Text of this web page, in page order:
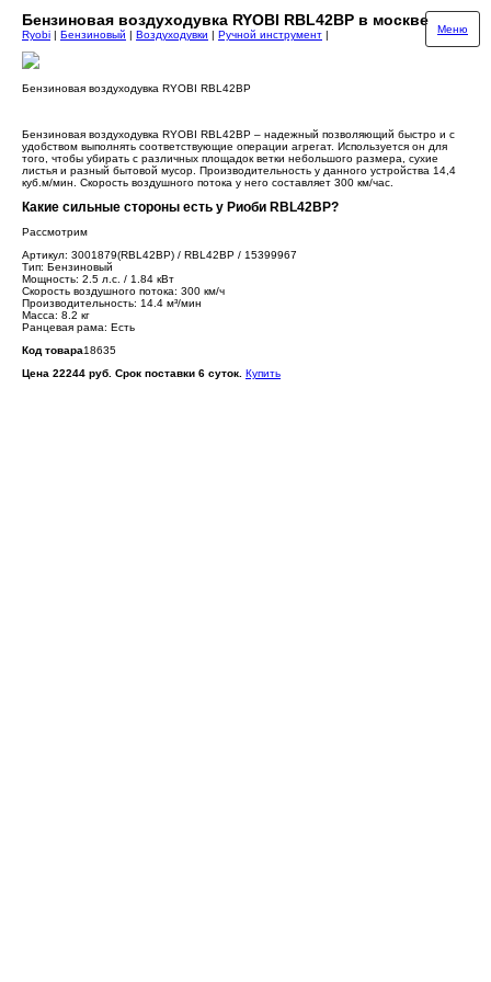
Бензиновая воздуходувка RYOBI RBL42BP в москве
Меню
Ryobi | Бензиновый | Воздуходувки | Ручной инструмент |
Бензиновая воздуходувка RYOBI RBL42BP
Бензиновая воздуходувка RYOBI RBL42BP – надежный позволяющий быстро и с
удобством выполнять соответствующие операции агрегат. Используется он для
того, чтобы убирать с различных площадок ветки небольшого размера, сухие
листья и разный бытовой мусор. Производительность у данного устройства 14,4
куб.м/мин. Скорость воздушного потока у него составляет 300 км/час.
Какие сильные стороны есть у Риоби RBL42BP?
Рассмотрим
Артикул: 3001879(RBL42BP) / RBL42BP / 15399967
Тип: Бензиновый
Мощность: 2.5 л.с. / 1.84 кВт
Скорость воздушного потока: 300 км/ч
Производительность: 14.4 м³/мин
Масса: 8.2 кг
Ранцевая рама: Есть
Код товара18635
Цена 22244 руб. Срок поставки 6 суток. Купить